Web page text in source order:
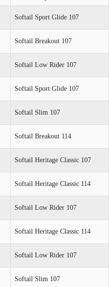
Softail Sport Glide 107
Softail Breakout 107
Softail Low Rider 107
Softail Sport Glide 107
Softail Slim 107
Softail Breakout 114
Softail Heritage Classic 107
Softail Heritage Classic 114
Softail Low Rider 107
Softail Heritage Classic 114
Softail Low Rider 107
Softail Slim 107